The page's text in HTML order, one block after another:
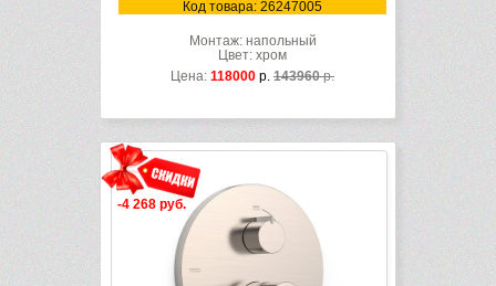
Код товара: 26247005
Монтаж: напольный
Цвет: хром
Цена: 118000 р. 143960р.
-4 268 руб.